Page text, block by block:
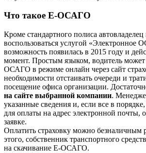
Что такое Е-ОСАГО
Кроме стандартного полиса
воспользоваться услугой «Электронное
возможность появилась в 2015 году и
момент. Простым языком, водитель
ОСАГО в режиме онлайн через сайт
необходимости отстаивать очереди и
посещение офиса организации.
на сайте выбранной компании.
указанные сведения и, если все в
для оплаты на адрес электронной почты,
заявке.
Оплатить страховку можно безналичным
этого, собственник транспортного
на скачивание Е-ОСАГО.